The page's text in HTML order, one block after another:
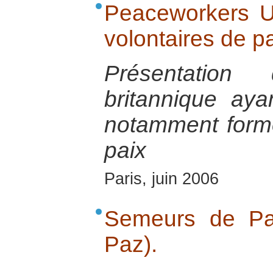
Peaceworkers
volontaires de
Présentation
britannique
notamment
paix
Paris, juin 2006
Semeurs de
Paz).